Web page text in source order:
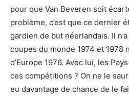
pour que Van Beveren soit
problème, c’est que ce dernier
gardien de but néerlandais. Il
coupes du monde 1974 et 1978
d’Europe 1976. Avec lui, les
ces compétitions ? On ne le
eu davantage de chance de le